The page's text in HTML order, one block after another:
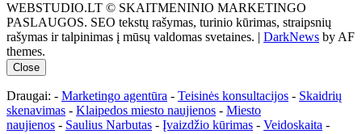
WEBSTUDIO.LT © SKAITMENINIO MARKETINGO
PASLAUGOS. SEO tekstų rašymas, turinio kūrimas, straipsnių
rašymas ir talpinimas į mūsų valdomas svetaines. | DarkNews by AF
themes.
Close
Draugai: - Marketingo agentūra - Teisinės konsultacijos - Skaidrių
skenavimas - Klaipedos miesto naujienos - Miesto
naujienos - Saulius Narbutas - Įvaizdžio kūrimas - Veidoskaita -